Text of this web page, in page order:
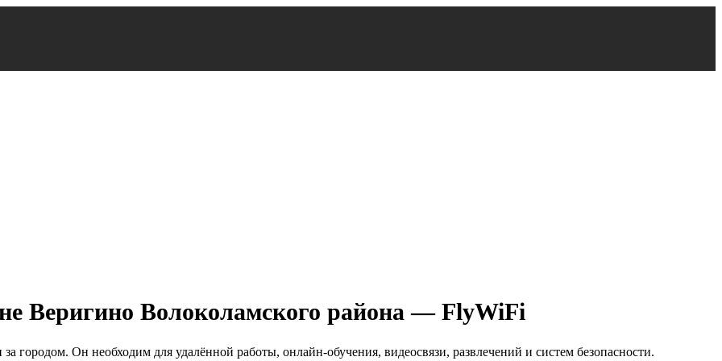
Веригино Волоколамского района — FlyWiFi
городом. Он необходим для удалённой работы, онлайн-обучения, видеосвязи, развлечений и систем безопасности.